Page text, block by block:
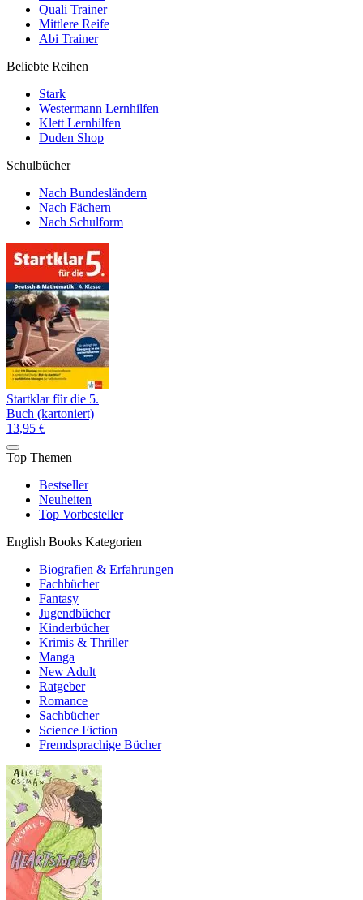
Quali Trainer
Mittlere Reife
Abi Trainer
Beliebte Reihen
Stark
Westermann Lernhilfen
Klett Lernhilfen
Duden Shop
Schulbücher
Nach Bundesländern
Nach Fächern
Nach Schulform
Startklar für die 5.
Buch (kartoniert)
13,95 €
Top Themen
Bestseller
Neuheiten
Top Vorbesteller
English Books Kategorien
Biografien & Erfahrungen
Fachbücher
Fantasy
Jugendbücher
Kinderbücher
Krimis & Thriller
Manga
New Adult
Ratgeber
Romance
Sachbücher
Science Fiction
Fremdsprachige Bücher